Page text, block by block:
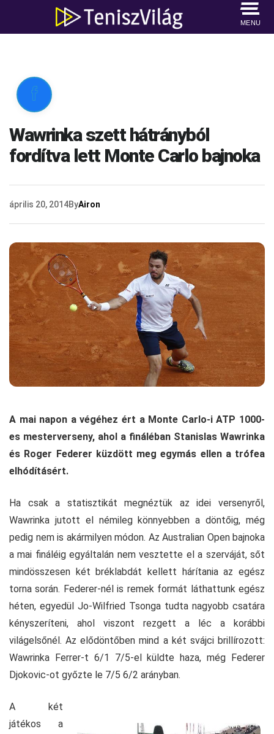
MENU

Wawrinka szett hátrányból
fordítva lett Monte Carlo bajnoka
április 20, 2014ByAiron
A mai napon a végéhez ért a Monte Carlo-i ATP 1000-
es mesterverseny, ahol a fináléban Stanislas Wawrinka
és Roger Federer küzdött meg egymás ellen a trófea
elhódításért.
Ha csak a statisztikát megnéztük az idei versenyről,
Wawrinka jutott el némileg könnyebben a döntőig, még
pedig nem is akármilyen módon. Az Australian Open bajnoka
a mai fináléig egyáltalán nem vesztette el a szerváját, sőt
mindösszesen két bréklabdát kellett hárítania az egész
torna során. Federer-nél is remek formát láthattunk egész
héten, egyedül Jo-Wilfried Tsonga tudta nagyobb csatára
kényszeríteni, ahol viszont rezgett a léc a korábbi
világelsőnél. Az elődöntőben mind a két svájci brillírozott:
Wawrinka Ferrer-t 6/1 7/5-el küldte haza, még Federer
Djokovic-ot győzte le 7/5 6/2 arányban.
A két
játékos a